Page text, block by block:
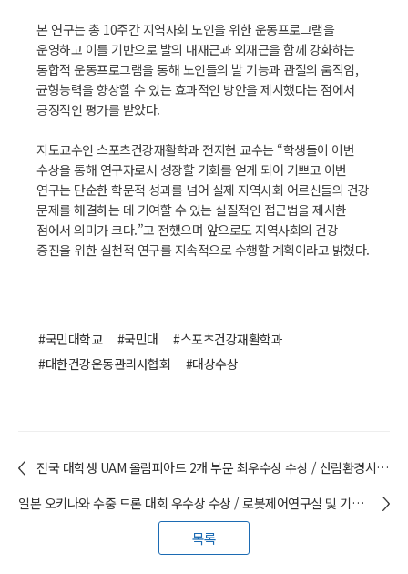
본 연구는 총 10주간 지역사회 노인을 위한 운동프로그램을
운영하고 이를 기반으로 발의 내재근과 외재근을 함께 강화하는
통합적 운동프로그램을 통해 노인들의 발 기능과 관절의 움직임,
균형능력을 향상할 수 있는 효과적인 방안을 제시했다는 점에서
긍정적인 평가를 받았다.
지도교수인 스포츠건강재활학과 전지현 교수는 “학생들이 이번
수상을 통해 연구자로서 성장할 기회를 얻게 되어 기쁘고 이번
연구는 단순한 학문적 성과를 넘어 실제 지역사회 어르신들의 건강
문제를 해결하는 데 기여할 수 있는 실질적인 접근법을 제시한
점에서 의미가 크다.”고 전했으며 앞으로도 지역사회의 건강
증진을 위한 실천적 연구를 지속적으로 수행할 계획이라고 밝혔다.
#국민대학교 #국민대
#스포츠건강재활학과
#대한건강운동관리사협회
#대상수상
전국 대학생 UAM 올림피아드 2개 부문 최우수상 수상 / 산림환경시스템학과 및 미래모빌리티학과 학생들
일본 오키나와 수중 드론 대회 우수상 수상 / 로봇제어연구실 및 기계공학부 KMU_ROV 팀 학생들
목록